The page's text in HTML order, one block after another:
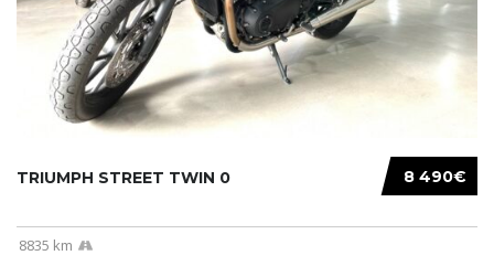
8 490€
TRIUMPH STREET TWIN 0
8835 km